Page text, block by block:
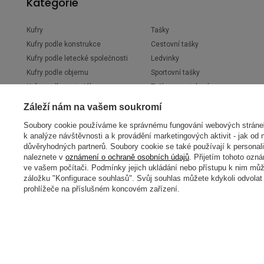
Kufry
Kufry podle konstrukce
Kufry podle letecké společnosti
Kufry podle objemu
Kufry podle materiálu
Kufry podle barvy
Pilotní kufry
Business kufry
Cestovní kufříky
Tašky
Cestovní tašky
Ledvinky
Sportovní tašky
Tašky na notebook
Tašky na tablet
Brašny na kolo
Nákupní tašky na kolečkách
Tašky přes rameno
Záleží nám na vašem soukromí
Soubory cookie používáme ke správnému fungování webových
k analýze návštěvnosti a k provádění marketingových aktivit - jak od
důvěryhodných partnerů. Soubory cookie se také používají k
naleznete v oznámení o ochraně osobních údajů. Přijetím tohoto
ve vašem počítači. Podmínky jejich ukládání nebo přístupu k nim
záložku "Konfigurace souhlasů". Svůj souhlas můžete kdykoli
prohlížeče na příslušném koncovém zařízení.